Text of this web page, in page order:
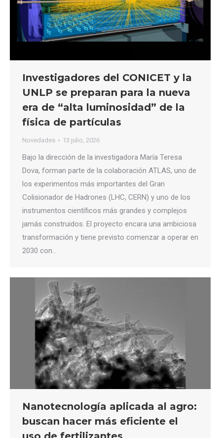
Investigadores del CONICET y la
UNLP se preparan para la nueva
era de “alta luminosidad” de la
física de partículas
Novedades 13 julio, 2026
Bajo la dirección de la investigadora María Teresa
Dova, forman parte de la colaboración ATLAS, uno de
los experimentos más importantes del Gran
Colisionador de Hadrones (LHC, CERN) y uno de los
instrumentos científicos más grandes y complejos
jamás construidos. El proyecto encara una ambiciosa
transformación y tiene previsto comenzar a operar en
2030 con…
Nanotecnología aplicada al agro:
buscan hacer más eficiente el